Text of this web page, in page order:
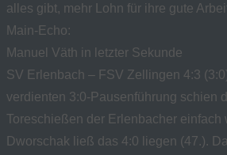
alles gibt, mehr Lohn für ihre gute
Main-Echo:
Manuel Väth in letzter Sekunde
SV Erlenbach – FSV Zellingen 4:3
verdienten 3:0-Pausenführung schien
Toreschießen der Erlenbacher einfach
Dworschak ließ das 4:0 liegen (47.).